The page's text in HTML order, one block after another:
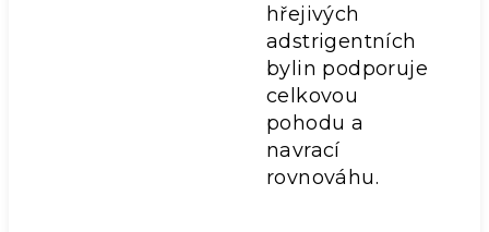
hřejivých
adstrigentních
bylin podporuje
celkovou
pohodu a
navrací
rovnováhu.